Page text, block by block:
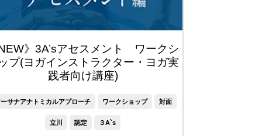
》3A’sアセスメント ワークシ
プ(ヨガインストラクター・ヨガ実
践者向け講座)
サナアナトミカルアプローチ ワークショップ 対面
立川 認定 ３A`s